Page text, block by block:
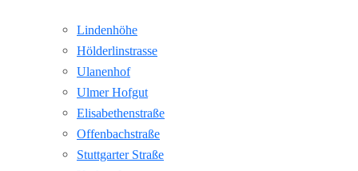
Lindenhöhe
Hölderlinstrasse
Ulanenhof
Ulmer Hofgut
Elisabethenstraße
Offenbachstraße
Stuttgarter Straße